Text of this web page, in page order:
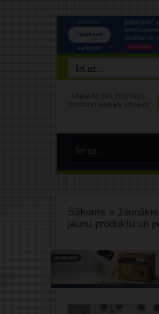
Sākums »
jaunu produktu un